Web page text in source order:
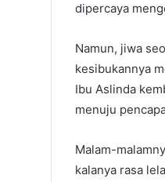
dipercaya
Namun, jiwa
kesibukannya
Ibu Aslinda
menuju
Malam-
kalanya rasa